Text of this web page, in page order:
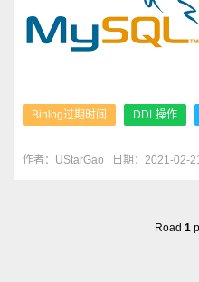
Binlog过期时间 DDL操作
作者：UStarGao 日期：2021-02-
Road 1